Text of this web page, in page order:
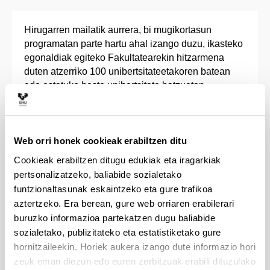
Web orri honek cookieak erabiltzen ditu
Cookieak erabiltzen ditugu edukiak eta iragarkiak
pertsonalizatzeko, baliabide sozialetako
funtzionaltasunak eskaintzeko eta gure trafikoa
aztertzeko. Era berean, gure web orriaren erabilerari
buruzko informazioa partekatzen dugu baliabide
sozialetako, publizitateko eta estatistiketako gure
hornitzaileekin. Horiek aukera izango dute informazio hori
zeuk eman diezun edo euren zerbitzuak erabili dituzulako
Hirugarren mailatik aurrera, bi mugikortasun
programatan parte hartu ahal izango duzu, ikasteko
egonaldiak egiteko Fakultatearekin hitzarmena
duten atzerriko 100 unibertsitateetakoren batean
edo estatuko beste unibertsitate batzuetan.
Ikastaldiaren epea lauhileko batekoa edo ikasturte
osokoa izan daiteke.
Erasmus+ Europako unibertsitateetan: Alemania,
Belgika, Danimarka, Erresuma Batua, Frantzia,
Herbehereak, Italia, Norvegia, Suedia...
Argentina, Brasil, Kolonbia, Mexiko, Peru, Txile…
Beste Norako Batzuk programa: EAB, Kanada,
Hego Korea, Australia, Japonia, Errusia eta beste
unibertsitate batzuetara joateko.
SICUE, estatu espainiarreko unibertsitate
nagusien arteko trukerako.